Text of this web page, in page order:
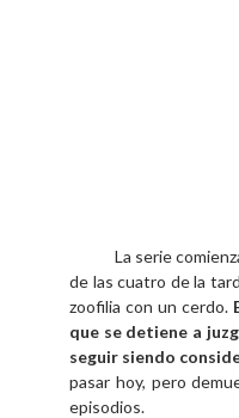
La serie
de las cuatro de la
zoofilia con un cerdo.
que se detiene a
seguir siendo
pasar hoy, pero
episodios.